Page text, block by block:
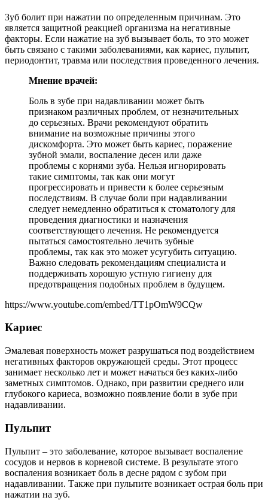
Зуб болит при нажатии по определенным причинам. Это
является защитной реакцией организма на негативные
факторы. Если нажатие на зуб вызывает боль, то это может
быть связано с такими заболеваниями, как кариес, пульпит,
периодонтит, травма или последствия проведенного лечения.
Мнение врачей:
Боль в зубе при надавливании может быть
признаком различных проблем, от незначительных
до серьезных. Врачи рекомендуют обратить
внимание на возможные причины этого
дискомфорта. Это может быть кариес, поражение
зубной эмали, воспаление десен или даже
проблемы с корнями зуба. Нельзя игнорировать
такие симптомы, так как они могут
прогрессировать и привести к более серьезным
последствиям. В случае боли при надавливании
следует немедленно обратиться к стоматологу для
проведения диагностики и назначения
соответствующего лечения. Не рекомендуется
пытаться самостоятельно лечить зубные
проблемы, так как это может усугубить ситуацию.
Важно следовать рекомендациям специалиста и
поддерживать хорошую устную гигиену для
предотвращения подобных проблем в будущем.
https://www.youtube.com/embed/TT1pOmW9CQw
Кариес
Эмалевая поверхность может разрушаться под воздействием
негативных факторов окружающей среды. Этот процесс
занимает несколько лет и может начаться без каких-либо
заметных симптомов. Однако, при развитии среднего или
глубокого кариеса, возможно появление боли в зубе при
надавливании.
Пульпит
Пульпит – это заболевание, которое вызывает воспаление
сосудов и нервов в корневой системе. В результате этого
воспаления возникает боль в десне рядом с зубом при
надавливании. Также при пульпите возникает острая боль при
нажатии на зуб.